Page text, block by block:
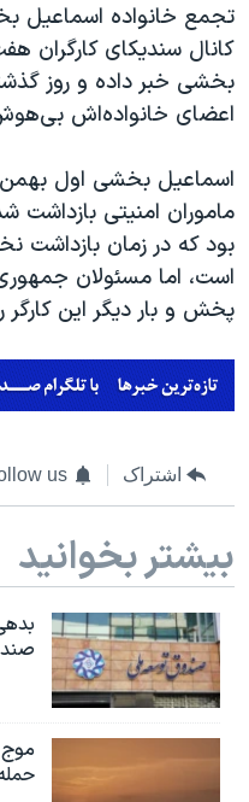
چهل سال گروگان‌گیری
قانون شفافیت دارائی کادر
اعتراضات مردمی آبان ۹۸
اسرائیل در جنگ
نرگس محمدی برنده جایزه
همایش محافظه‌کاران
صفحه‌های ویژه
تجمع خانواده اسماعیل
کانال سندیکای کارگران
بخشی خبر داده و روز
اعضای خانواده‌اش
اسماعیل بخشی اول بهمن
ماموران امنیتی بازداشت
بود که در زمان بازداشت
است، اما مسئولان جمهوری
پخش و بار دیگر این کارگر
اشتراک us
بیشتر بخوانید